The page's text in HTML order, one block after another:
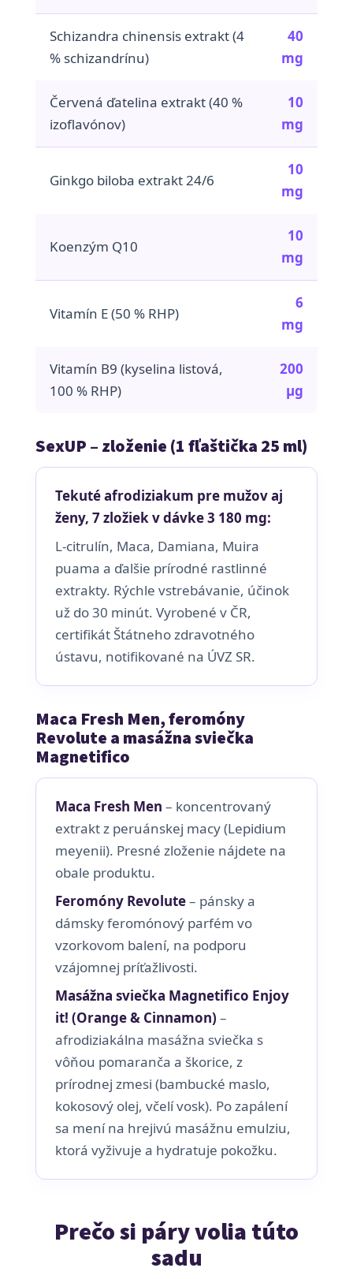
Schizandra chinensis extrakt (4
% schizandrínu)
40
mg
Červená ďatelina extrakt (40 %
izoflavónov)
10
mg
Ginkgo biloba extrakt 24/6
10
mg
Koenzým Q10
10
mg
Vitamín E (50 % RHP)
6
mg
Vitamín B9 (kyselina listová,
100 % RHP)
200
µg
SexUP – zloženie (1 fľaštička 25 ml)
Tekuté afrodiziakum pre mužov aj
ženy, 7 zložiek v dávke 3 180 mg:
L-citrulín, Maca, Damiana, Muira
puama a ďalšie prírodné rastlinné
extrakty. Rýchle vstrebávanie, účinok
už do 30 minút. Vyrobené v ČR,
certifikát Štátneho zdravotného
ústavu, notifikované na ÚVZ SR.
Maca Fresh Men, feromóny
Revolute a masážna sviečka
Magnetifico
Maca Fresh Men – koncentrovaný
extrakt z peruánskej macy (Lepidium
meyenii). Presné zloženie nájdete na
obale produktu.
Feromóny Revolute– pánsky a
dámsky feromónový parfém vo
vzorkovom balení, na podporu
vzájomnej príťažlivosti.
Masážna sviečka Magnetifico Enjoy
it! (Orange & Cinnamon) –
afrodiziakálna masážna sviečka s
vôňou pomaranča a škorice, z
prírodnej zmesi (bambucké maslo,
kokosový olej, včelí vosk). Po zapálení
sa mení na hrejivú masážnu emulziu,
ktorá vyživuje a hydratuje pokožku.
Prečo si páry volia túto
sadu